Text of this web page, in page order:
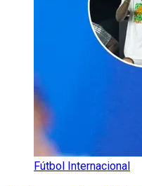
Fútbol Internacional